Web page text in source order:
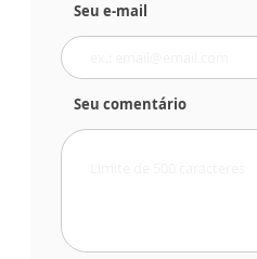
Seu e-mail
Seu comentário